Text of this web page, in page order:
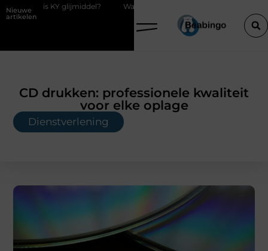
Nieuwe
artikelen
Waarom kiezen voor een boekhouder in Kortrijk bij
CD drukken: professionele kwaliteit
voor elke oplage
Dienstverlening